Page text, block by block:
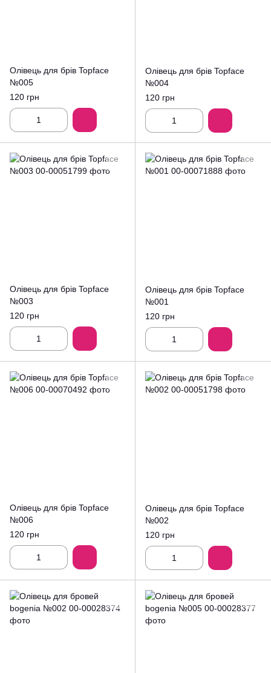
Олівець для брів Topface
№005
120 грн
Олівець для брів Topface
№004
120 грн
Олівець для брів Topface
№003
120 грн
Олівець для брів Topface
№001
120 грн
Олівець для брів Topface
№006
120 грн
Олівець для брів Topface
№002
120 грн